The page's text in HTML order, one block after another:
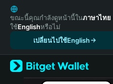
English
日本語
Tiếng Việt
Español (Latinoamérica)
Türkçe
Italiano
ขณะนี้คุณกำลังดูหน้านี้ในภาษาไทย
ใช้Englishหรือไม่
เปลี่ยนไปใช้English